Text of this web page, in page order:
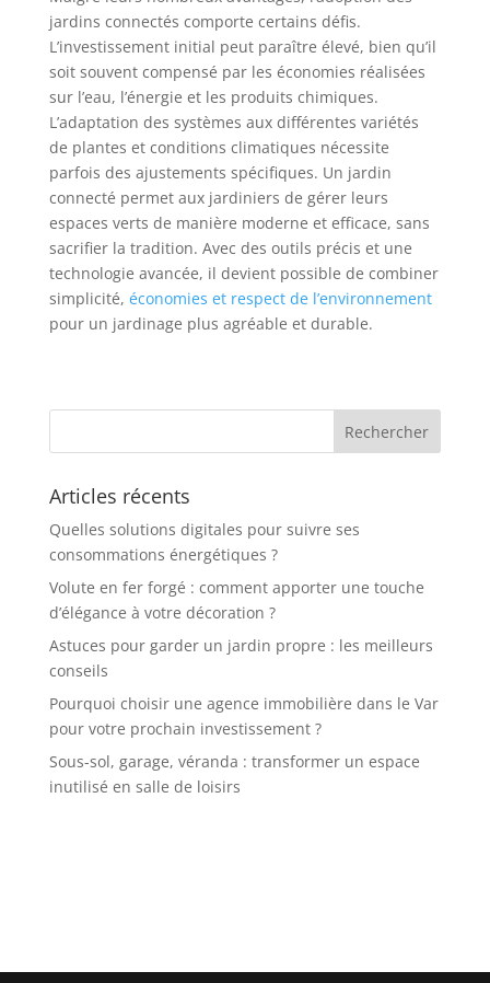
jardins connectés comporte certains défis.
L’investissement initial peut paraître élevé, bien qu’il
soit souvent compensé par les économies réalisées
sur l’eau, l’énergie et les produits chimiques.
L’adaptation des systèmes aux différentes variétés
de plantes et conditions climatiques nécessite
parfois des ajustements spécifiques. Un jardin
connecté permet aux jardiniers de gérer leurs
espaces verts de manière moderne et efficace, sans
sacrifier la tradition. Avec des outils précis et une
technologie avancée, il devient possible de combiner
simplicité, économies et respect de l’environnement
pour un jardinage plus agréable et durable.
Articles récents
Quelles solutions digitales pour suivre ses
consommations énergétiques ?
Volute en fer forgé : comment apporter une touche
d’élégance à votre décoration ?
Astuces pour garder un jardin propre : les meilleurs
conseils
Pourquoi choisir une agence immobilière dans le Var
pour votre prochain investissement ?
Sous-sol, garage, véranda : transformer un espace
inutilisé en salle de loisirs